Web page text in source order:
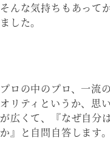
そんな気持ちもあって
ました。
プロの中のプロ、一流
オリティというか、思
が広くて、『なぜ自分
か』と自問自答します